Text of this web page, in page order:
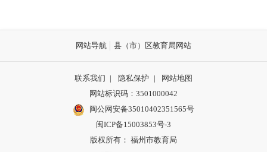
网站导航 县（市）区教育局网站
联系我们 | 隐私保护 |
网站地图
网站标识码：3501000042
闽公网安备35010402351565号
闽ICP备15003853号-3
版权所有： 福州市教育局